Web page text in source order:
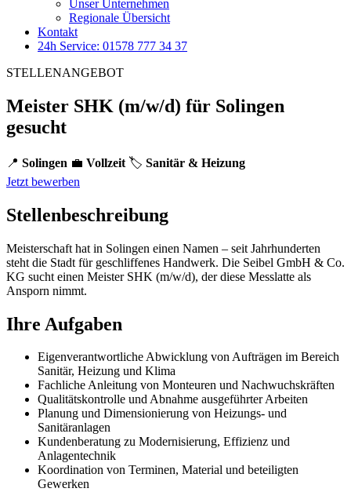
Unser Unternehmen
Regionale Übersicht
Kontakt
24h Service: 01578 777 34 37
STELLENANGEBOT
Meister SHK (m/w/d) für Solingen
gesucht
📍 Solingen 💼 Vollzeit 🏷️ Sanitär & Heizung
Jetzt bewerben
Stellenbeschreibung
Meisterschaft hat in Solingen einen Namen – seit Jahrhunderten
steht die Stadt für geschliffenes Handwerk. Die Seibel GmbH & Co.
KG sucht einen Meister SHK (m/w/d), der diese Messlatte als
Ansporn nimmt.
Ihre Aufgaben
Eigenverantwortliche Abwicklung von Aufträgen im Bereich
Sanitär, Heizung und Klima
Fachliche Anleitung von Monteuren und Nachwuchskräften
Qualitätskontrolle und Abnahme ausgeführter Arbeiten
Planung und Dimensionierung von Heizungs- und
Sanitäranlagen
Kundenberatung zu Modernisierung, Effizienz und
Anlagentechnik
Koordination von Terminen, Material und beteiligten
Gewerken